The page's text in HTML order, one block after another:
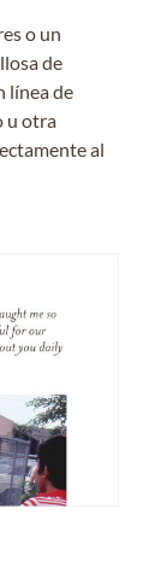
o un
de
línea de
u otra
al